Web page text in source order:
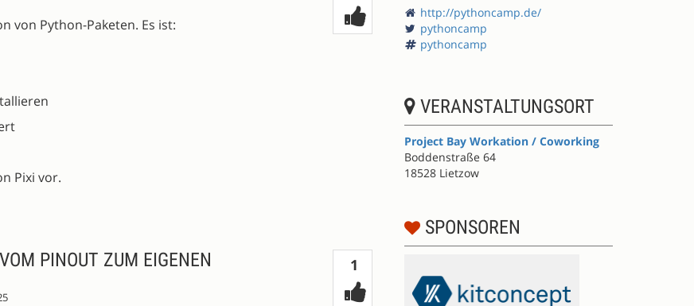
von Python-Paketen. Es ist:
Pixi vor.
1
PINOUT ZUM EIGENEN
http://pythoncamp.de/
pythoncamp
pythoncamp
VERANSTALTUNGSORT
Project Bay Workation / Coworking
Boddenstraße 64
18528 Lietzow
SPONSOREN